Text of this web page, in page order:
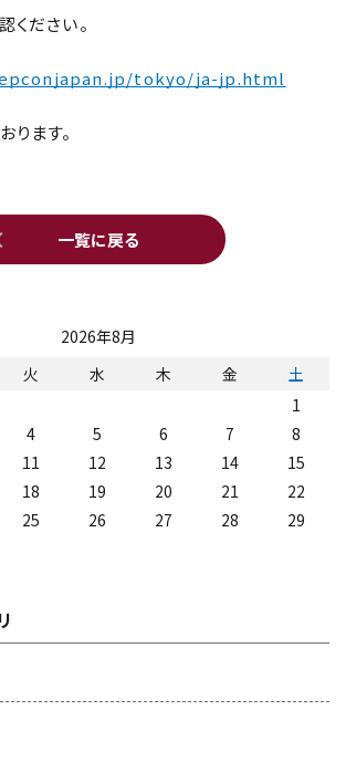
ださい。
tokyo/ja-jp.html
ります。
一覧に戻る
2026年8月
火 水 木 金
土
1
4 5 6 7
8
11 12 13 14
15
18 19 20 21
22
25 26 27 28
29